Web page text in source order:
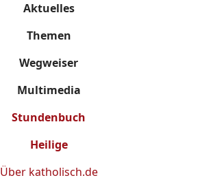
Aktuelles
Themen
Wegweiser
Multimedia
Stundenbuch
Heilige
Über katholisch.de